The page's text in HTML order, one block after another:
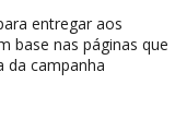
entregar aos
base nas páginas que
da campanha